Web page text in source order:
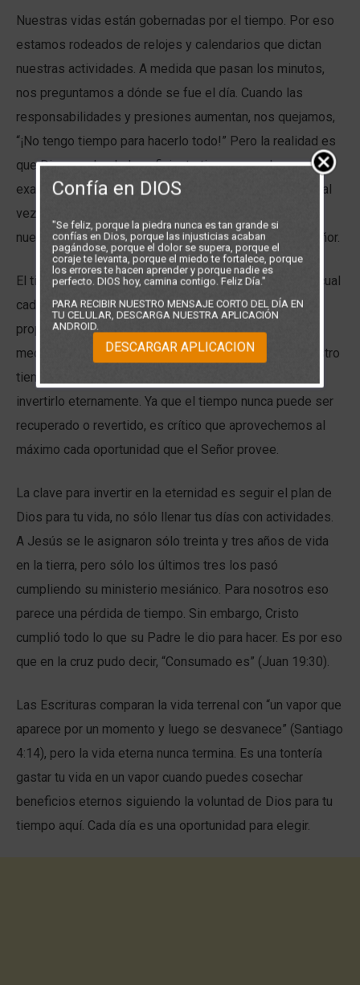
Nuestras vidas están gobernadas por el tiempo. Por eso
estamos rodeados de relojes y calendarios que dictan
nuestras actividades. A medida que pasan los minutos,
nos preguntamos a dónde se fue el día. Cuando las
responsabilidades y presiones aumentan, nos quejamos,
“¡No tengo tiempo para hacerlo todo!” Pero la realidad es
que Dios nos ha dado suficiente tiempo para hacer
exactamente lo que ha planeado para nuestras vidas. Tal
vez la cuestión más importante es si estamos usando
nuestro tiempo para hacer nuestra voluntad o la del Señor.
El tiempo como galardon de Dios, es la medida por la cual
cada uno de nosotros elegimos vivir y avanzar en los
propósitos que Él tiene para nosotros, y a partir de esa
medida, tenemos dos opciones: pasar totalmente nuestro
tiempo trabajando por el logro de objetivos propios o
invertirlo eternamente. Ya que el tiempo nunca puede ser
recuperado o revertido, es crítico que aprovechemos al
máximo cada oportunidad que el Señor provee.
La clave para invertir en la eternidad es seguir el plan de
Dios para tu vida, no sólo llenar tus días con actividades.
A Jesús se le asignaron sólo treinta y tres años de vida
en la tierra, pero sólo los últimos tres los pasó
cumpliendo su ministerio mesiánico. Para nosotros eso
parece una pérdida de tiempo. Sin embargo, Cristo
cumplió todo lo que su Padre le dio para hacer. Es por eso
que en la cruz pudo decir, “Consumado es” (Juan 19:30).
Las Escrituras comparan la vida terrenal con “un vapor que
aparece por un momento y luego se desvanece” (Santiago
4:14), pero la vida eterna nunca termina. Es una tontería
gastar tu vida en un vapor cuando puedes cosechar
beneficios eternos siguiendo la voluntad de Dios para tu
tiempo aquí. Cada día es una oportunidad para elegir.
Confía en DIOS
"Se feliz, porque la piedra nunca es tan grande si
confías en Dios, porque las injusticias acaban
pagándose, porque el dolor se supera, porque el
coraje te levanta, porque el miedo te fortalece, porque
los errores te hacen aprender y porque nadie es
perfecto. DIOS hoy, camina contigo. Feliz Día."
PARA RECIBIR NUESTRO MENSAJE CORTO DEL DÍA EN
TU CELULAR, DESCARGA NUESTRA APLICACIÓN
ANDROID.
DESCARGAR APLICACION